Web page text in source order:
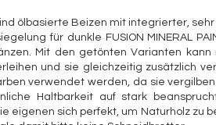
sind ölbasierte Beizen mit integrierter,
für dunkle FUSION MINERAL
Mit den getönten Varianten
und sie gleichzeitig zusätzlich
verwendet werden, da sie
Haltbarkeit auf stark
eigenen sich perfekt, um Naturholz zu